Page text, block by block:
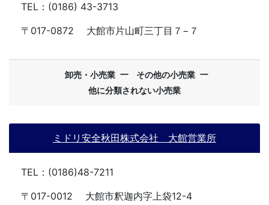
TEL：(0186) 43-3713
〒017-0872
大館市片山町三丁目７−７
卸売・小売業 ー その他の小売業 ー
他に分類されない小売業
ミドリ安全秋田株式会社 大館営業所
TEL：(0186)48-7211
〒017-0012
大館市釈迦内字上袋12-4